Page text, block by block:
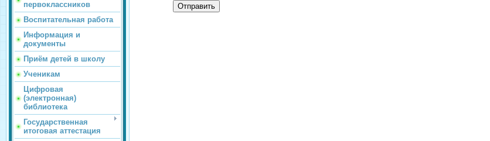
первоклассников
Воспитательная работа
Информация и
документы
Приём детей в школу
Ученикам
Цифровая
(электронная)
библиотека
Государственная
итоговая аттестация
Отправить